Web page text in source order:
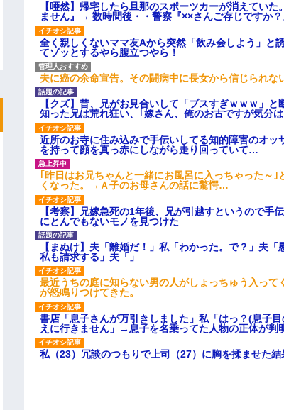
【唖然】帰宅したら旦那のスポーツカーが消えてい
ません』→ 数時間後・・警察『××さんご存じですか？
全く親しくないママ友Aから突然「飲み会しよう」と
てゾッとするやら腹立つやら！
夫に癌の余命宣告。その闘病中に長女から信じられな
【クズ】昔、兄がお見合いして「ブスすぎｗｗｗ」
知った兄は荒れ狂い、｢嫁さん、俺のお古ですが気分
近所のお寺に住み込みで手伝いしてる知的障害のオ
を持って顔を真っ赤にしながら走り回っていて…
｢昨日はお兄ちゃんと一緒にお風呂に入っちゃった～
くなった。→Ａ子のお母さんの話に驚愕…
【考察】兄嫁急死の1年後、兄が引越すというので手
にとんでもないモノを見つけた
【まぬけ】夫「離婚だ！」私「わかった。で？」夫「
私も請求する」夫「」
最近うちの庭に知らない男の人がしょっちゅう入っ
が怒鳴りつけてきた。
書店「息子さんが万引きしました」私「はっ？(息子
えに行きません」→息子を名乗ってた人物の正体が判
私（23）冗談のつもりで上司（27）に胸を揉ませた結